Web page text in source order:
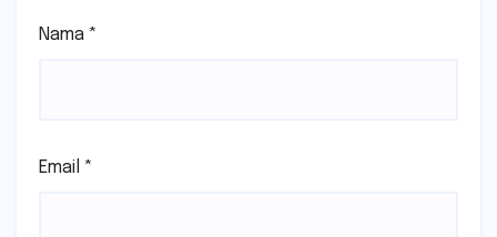
Nama *
Email *